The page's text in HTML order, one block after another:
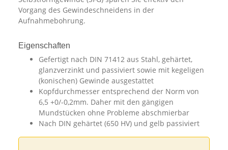
Vorgang des Gewindeschneidens in der
Aufnahmebohrung.
Eigenschaften
Gefertigt nach DIN 71412 aus Stahl, gehärtet,
glanzverzinkt und passiviert sowie mit kegeligen
(konischen) Gewinde ausgestattet
Kopfdurchmesser entsprechend der Norm von
6,5 +0/-0,2mm. Daher mit den gängigen
Mundstücken ohne Probleme abschmierbar
Nach DIN gehärtet (650 HV) und gelb passiviert